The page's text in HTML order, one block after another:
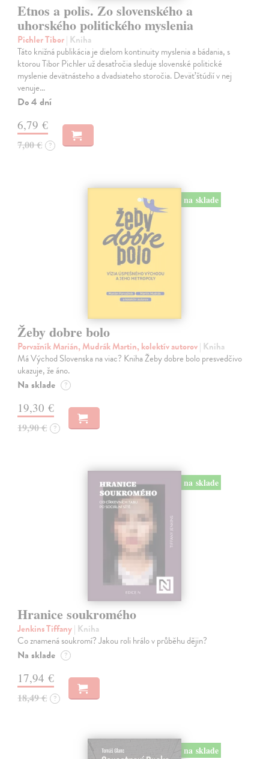
Etnos a polis. Zo slovenského a
uhorského politického myslenia
Pichler Tibor| Kniha
Táto knižná publikácia je dielom kontinuity myslenia a bádania, s
ktorou Tibor Pichler už desaťročia sleduje slovenské politické
myslenie devätnásteho a dvadsiateho storočia. Deväť štúdií v nej
venuje…
Do 4 dní
6,79 €
7,00 € ?
na sklade
Žeby dobre bolo
Porvažník Marián, Mudrák Martin, kolektív autorov| Kniha
Má Východ Slovenska na viac? Kniha Žeby dobre bolo presvedčivo
ukazuje, že áno.
Na sklade ?
19,30 €
19,90 € ?
na sklade
Hranice soukromého
Jenkins Tiffany| Kniha
Co znamená soukromí? Jakou roli hrálo v průběhu dějin?
Na sklade ?
17,94 €
18,49 € ?
na sklade